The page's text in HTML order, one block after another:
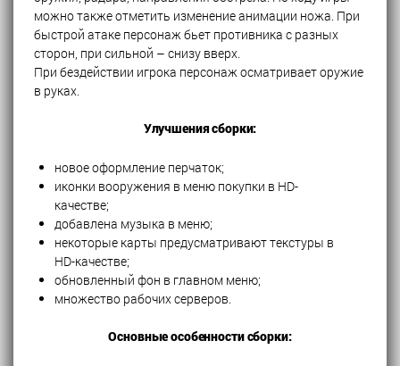
можно также отметить изменение анимации ножа. При
быстрой атаке персонаж бьет противника с разных
сторон, при сильной – снизу вверх.
При бездействии игрока персонаж осматривает оружие
в руках.
Улучшения сборки:
новое оформление перчаток;
иконки вооружения в меню покупки в HD-
качестве;
добавлена музыка в меню;
некоторые карты предусматривают текстуры в
HD-качестве;
обновленный фон в главном меню;
множество рабочих серверов.
Основные особенности сборки: